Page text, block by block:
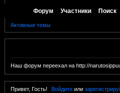
Форум Участники Поиск
Активные темы
Наш форум переехал на http://
Привет, Гость! Войдите или